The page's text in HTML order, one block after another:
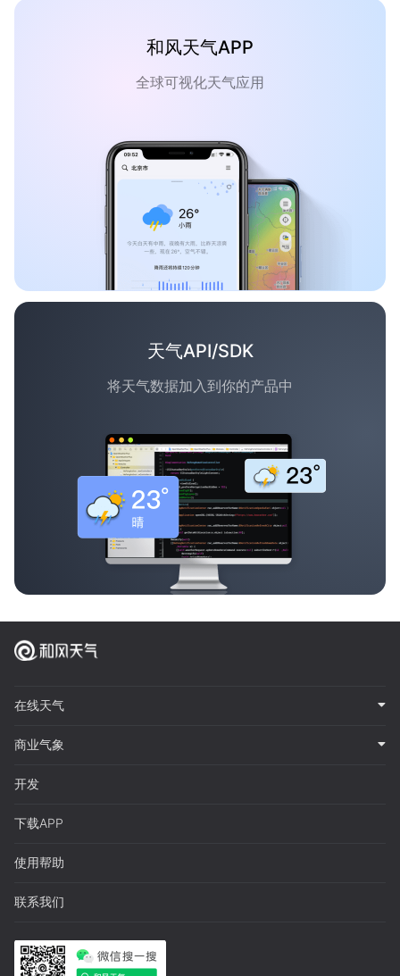
和风天气APP
全球可视化天气应用
天气API/SDK
将天气数据加入到你的产品中
在线天气
商业气象
开发
下载APP
使用帮助
联系我们